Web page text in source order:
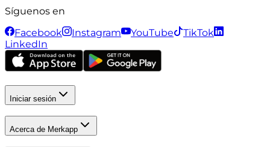
Síguenos en
Facebook
Instagram YouTube
TikTok
LinkedIn
Iniciar sesión
Acerca de Merkapp